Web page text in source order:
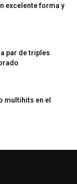
excelente forma y
par de triples
multihits en el